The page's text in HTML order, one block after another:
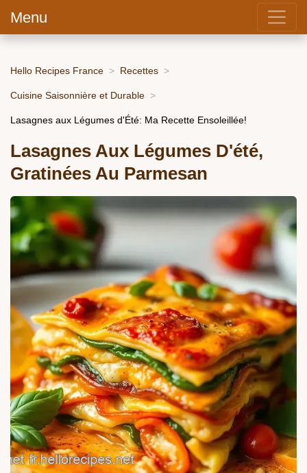
Menu
Hello Recipes France Recettes
Cuisine Saisonnière et Durable
Lasagnes aux Légumes d'Été: Ma Recette Ensoleillée!
Lasagnes Aux Légumes D'été,
Gratinées Au Parmesan